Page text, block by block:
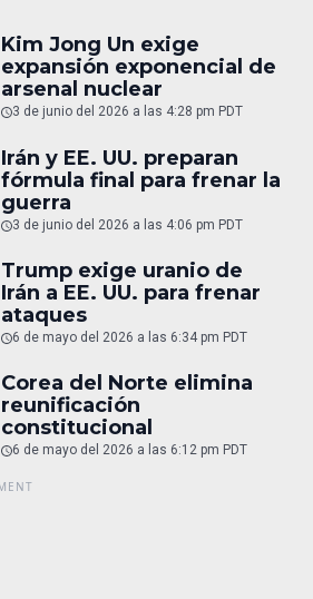
Kim Jong Un exige
expansión exponencial de
arsenal nuclear
3 de junio del 2026 a las 4:28 pm PDT
Irán y EE. UU. preparan
fórmula final para frenar la
guerra
3 de junio del 2026 a las 4:06 pm PDT
Trump exige uranio de
Irán a EE. UU. para frenar
ataques
6 de mayo del 2026 a las 6:34 pm PDT
Corea del Norte elimina
reunificación
constitucional
6 de mayo del 2026 a las 6:12 pm PDT